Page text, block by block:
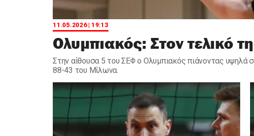
11.05.2026 | 19:13
Ολυμπιακός: Στον τελικό
Στην αίθουσα 5 του ΣΕΦ ο Ολυμπιακός πιάνοντας
88-43 του Μίλωνα.